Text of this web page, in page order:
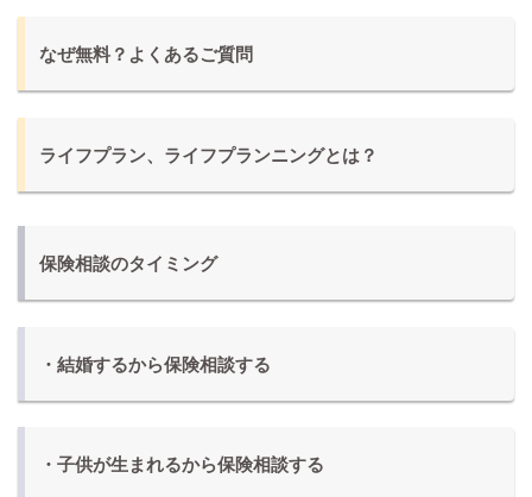
なぜ無料？よくあるご質問
ライフプラン、ライフプランニングとは？
保険相談のタイミング
・結婚するから保険相談する
・子供が生まれるから保険相談する